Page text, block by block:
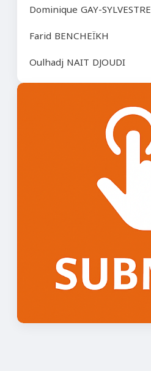
Dominique GAY-SYLVESTRE
Farid BENCHEÏKH
Oulhadj NAIT DJOUDI